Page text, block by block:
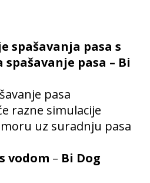
spašavanja pasa s
pasa – Bi
pasa
razne simulacije
uz suradnju pasa
vodom – Bi Dog